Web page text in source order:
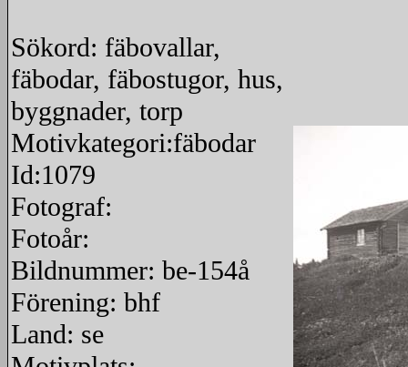
Sökord: fäbovallar,
fäbodar, fäbostugor, hus,
byggnader, torp
Motivkategori:fäbodar
Id:1079
Fotograf:
Fotoår:
Bildnummer: be-154å
Förening: bhf
Land: se